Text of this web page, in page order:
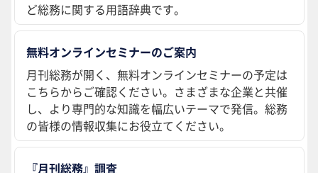
ど総務に関する用語辞典です。
無料オンラインセミナーのご案内
月刊総務が開く、無料オンラインセミナーの予定は
こちらからご確認ください。さまざまな企業と共催
し、より専門的な知識を幅広いテーマで発信。総務
の皆様の情報収集にお役立てください。
『月刊総務』調査